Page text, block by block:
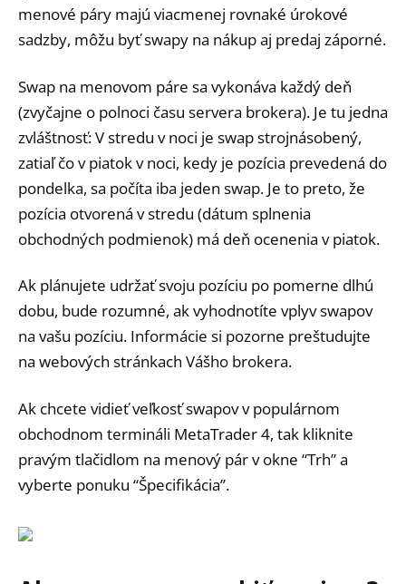
menové páry majú viacmenej rovnaké úrokové
sadzby, môžu byť swapy na nákup aj predaj záporné.
Swap na menovom páre sa vykonáva každý deň
(zvyčajne o polnoci času servera brokera). Je tu jedna
zvláštnosť: V stredu v noci je swap strojnásobený,
zatiaľ čo v piatok v noci, kedy je pozícia prevedená do
pondelka, sa počíta iba jeden swap. Je to preto, že
pozícia otvorená v stredu (dátum splnenia
obchodných podmienok) má deň ocenenia v piatok.
Ak plánujete udržať svoju pozíciu po pomerne dlhú
dobu, bude rozumné, ak vyhodnotíte vplyv swapov
na vašu pozíciu. Informácie si pozorne preštudujte
na webových stránkach Vášho brokera.
Ak chcete vidieť veľkosť swapov v populárnom
obchodnom termináli MetaTrader 4, tak kliknite
pravým tlačidlom na menový pár v okne “Trh” a
vyberte ponuku “Špecifikácia”.